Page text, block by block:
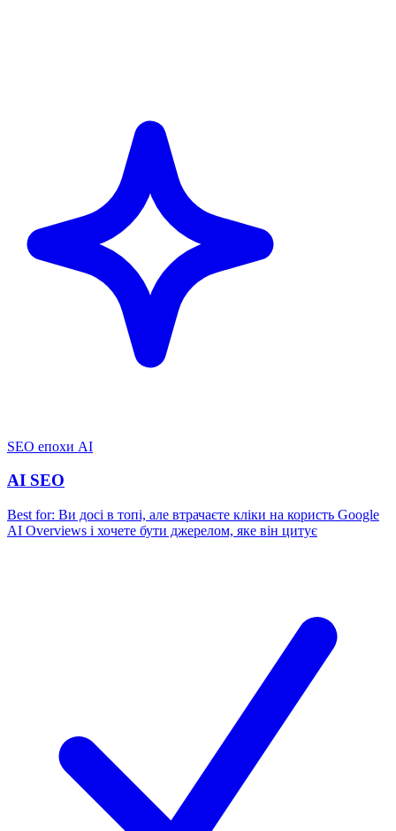
SEO епохи AI
AI SEO
Best for: Ви досі в топі, але втрачаєте кліки на користь Google
AI Overviews і хочете бути джерелом, яке він цитує